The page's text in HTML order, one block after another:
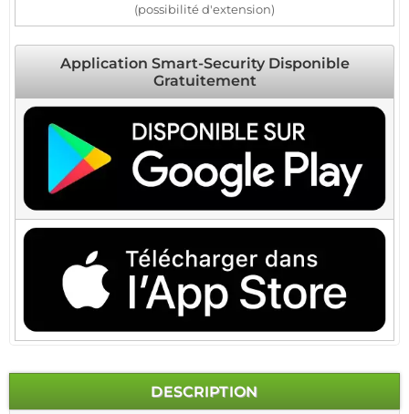
(possibilité d'extension)
Application Smart-Security Disponible
Gratuitement
DESCRIPTION